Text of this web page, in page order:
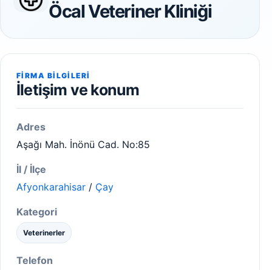
Öcal Veteriner Kliniği
FIRMA BILGILERI
İletişim ve konum
Adres
Aşağı Mah. İnönü Cad. No:85
İl / İlçe
Afyonkarahisar / Çay
Kategori
Veterinerler
Telefon